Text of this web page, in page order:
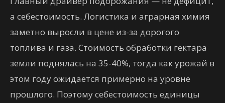
а себестоимость. Логистика и аграрная химия
заметно выросли в цене из-за дорогого
топлива и газа. Стоимость обработки гектара
земли поднялась на 35-40%, тогда как урожай в
этом году ожидается примерно на уровне
прошлого. Поэтому себестоимость единицы